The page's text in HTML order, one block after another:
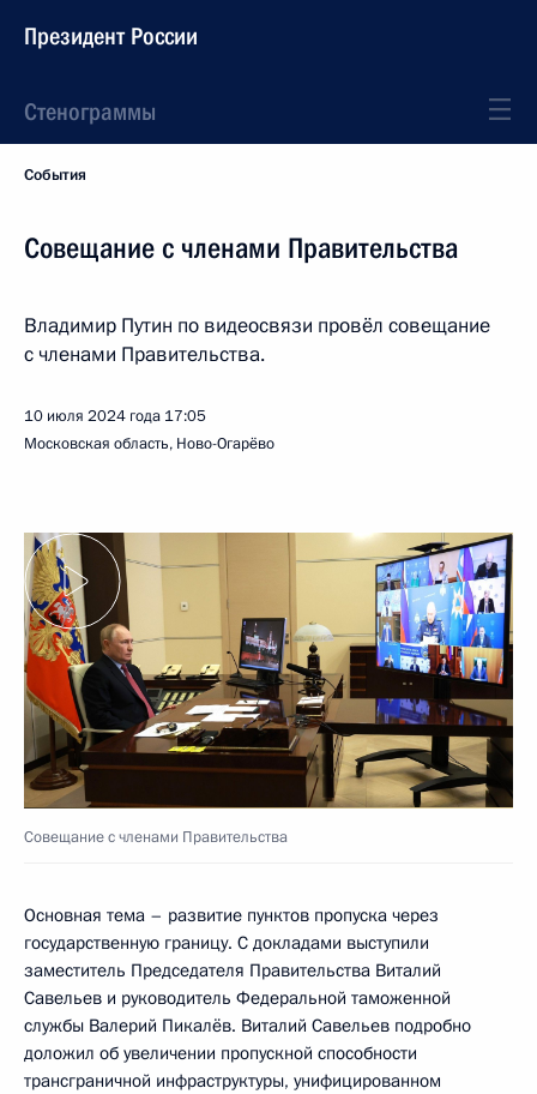
Президент России
Стенограммы
События
Совещание с членами Правительства
Владимир Путин по видеосвязи провёл совещание
с членами Правительства.
10 июля 2024 года 17:05
Московская область, Ново-Огарёво
Совещание с членами Правительства
Основная тема – развитие пунктов пропуска через
государственную границу. С докладами выступили
заместитель Председателя Правительства Виталий
Савельев и руководитель Федеральной таможенной
службы Валерий Пикалёв. Виталий Савельев подробно
доложил об увеличении пропускной способности
трансграничной инфраструктуры, унифицированном